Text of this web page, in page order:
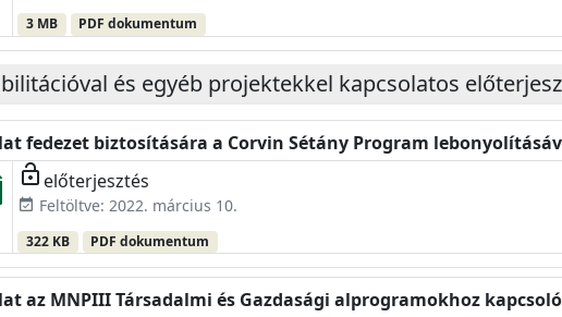
3 MB PDF dokumentum
és egyéb projektekkel kapcsolatos
fedezet biztosítására a Corvin Sétány Program
lock_open előterjesztés
event_available Feltöltve: 2022. március 10.
322 KB PDF dokumentum
az MNPIII Társadalmi és Gazdasági alprogramokhoz